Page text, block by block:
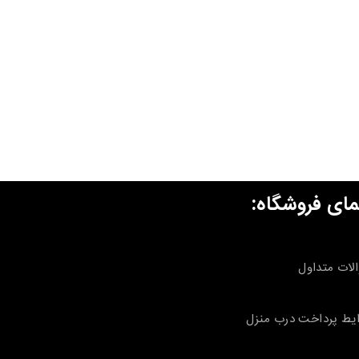
فروشگاه:
متداول
پرداخت درب منزل